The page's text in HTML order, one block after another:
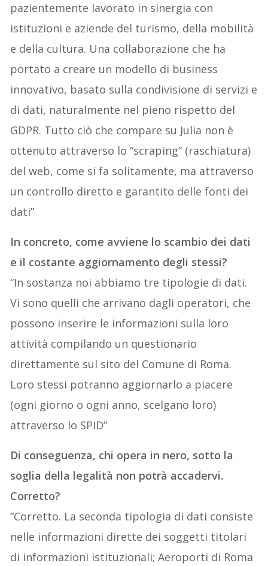
pazientemente lavorato in sinergia con
istituzioni e aziende del turismo, della mobilità
e della cultura. Una collaborazione che ha
portato a creare un modello di business
innovativo, basato sulla condivisione di servizi e
di dati, naturalmente nel pieno rispetto del
GDPR. Tutto ciò che compare su Julia non è
ottenuto attraverso lo “scraping” (raschiatura)
del web, come si fa solitamente, ma attraverso
un controllo diretto e garantito delle fonti dei
dati”
In concreto, come avviene lo scambio dei dati
e il costante aggiornamento degli stessi?
“In sostanza noi abbiamo tre tipologie di dati.
Vi sono quelli che arrivano dagli operatori, che
possono inserire le informazioni sulla loro
attività compilando un questionario
direttamente sul sito del Comune di Roma.
Loro stessi potranno aggiornarlo a piacere
(ogni giorno o ogni anno, scelgano loro)
attraverso lo SPID”
Di conseguenza, chi opera in nero, sotto la
soglia della legalità non potrà accadervi.
Corretto?
“Corretto. La seconda tipologia di dati consiste
nelle informazioni dirette dei soggetti titolari
di informazioni istituzionali; Aeroporti di Roma